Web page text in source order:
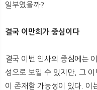
일부였을까?
결국 이만희가 중심이다
결국 이번 인사의 중심에는
성으로 보일 수 있지만, 그
이 존재할 가능성이 있다. 이